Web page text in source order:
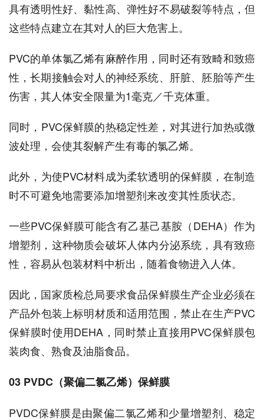
具有透明性好、黏性高、弹性好不易破裂等特点，但
这些特点建立在其对人的巨大危害上。
PVC的单体氯乙烯有麻醉作用，同时还有致畸和致癌
性，长期接触会对人的神经系统、肝脏、胚胎等产生
伤害，其人体安全限量为1毫克／千克体重。
同时，PVC保鲜膜的热稳定性差，对其进行加热或微
波处理，会使其裂解产生有毒的氯乙烯。
此外，为使PVC材料成为柔软透明的保鲜膜，在制造
时不可避免地需要添加增塑剂来改变其性质状态。
一些PVC保鲜膜可能含有乙基己基胺（DEHA）作为
增塑剂，这种物质会破坏人体内分泌系统，具有致癌
性，容易从包装材料中析出，随着食物进入人体。
因此，国家质检总局要求食品保鲜膜生产企业必须在
产品外包装上标明材质和适用范围，禁止在生产PVC
保鲜膜时使用DEHA，同时禁止直接用PVC保鲜膜包
装肉食、熟食及油脂食品。
03 PVDC（聚偏二氯乙烯）保鲜膜
PVDC保鲜膜是由聚偏二氯乙烯和少量增塑剂、稳定